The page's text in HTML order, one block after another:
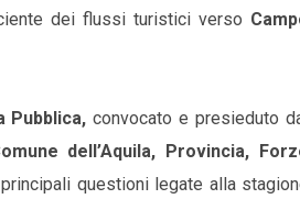
dei flussi turistici verso
Pubblica, convocato e presieduto
dell’Aquila, Provincia,
questioni legate alla